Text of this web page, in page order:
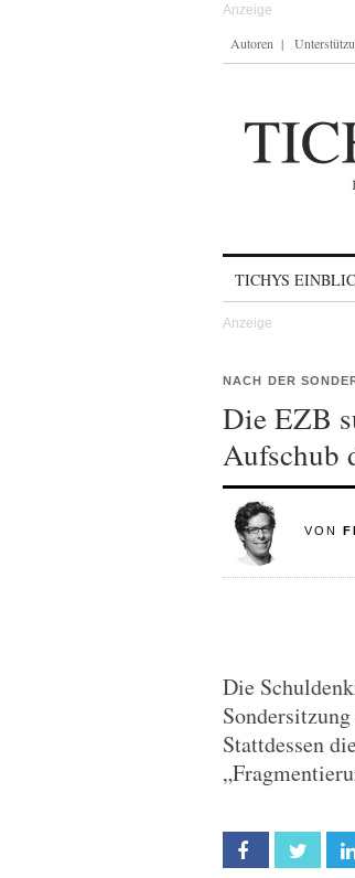
Autoren
TICHYS
NACH DER
Die EZB
Aufschub
VON
Die
Stattdessen
Facebook